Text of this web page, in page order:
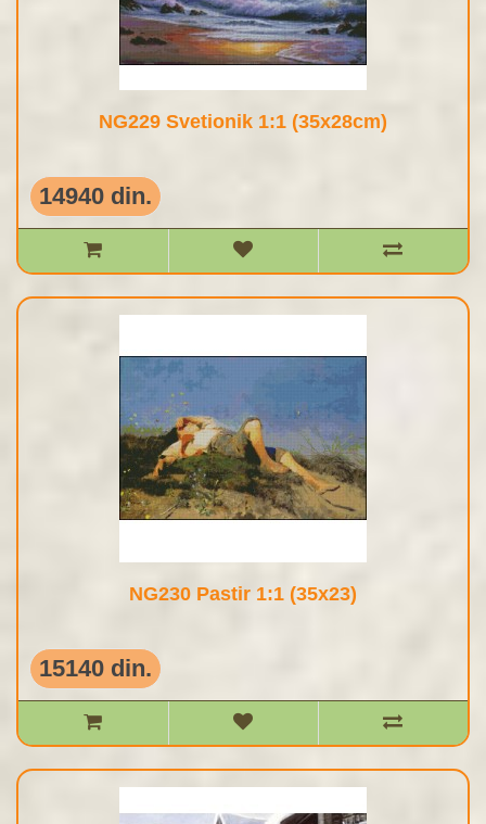
NG229 Svetionik 1:1 (35x28cm)
14940 din.
NG230 Pastir 1:1 (35x23)
15140 din.